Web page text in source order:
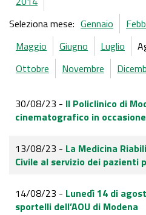
Seleziona mese: Gennaio
Maggio
Giugno Luglio
Ottobre
Novembre
30/08/23 - Il Policlinico di
cinematografico in
13/08/23 - La Medicina
Civile al servizio dei pazienti
14/08/23 - Lunedì 14 di
sportelli dell’AOU di Modena